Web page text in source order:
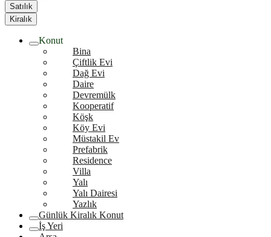
Satılık
Kiralık
Konut
Bina
Çiftlik Evi
Dağ Evi
Daire
Devremülk
Kooperatif
Köşk
Köy Evi
Müstakil Ev
Prefabrik
Residence
Villa
Yalı
Yalı Dairesi
Yazlık
Günlük Kiralık Konut
İş Yeri